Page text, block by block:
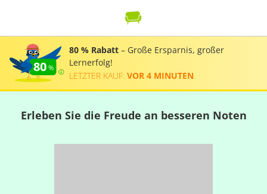
80
80 % Rabatt – Große Ersparnis, großer
Lernerfolg!
LETZTER KAUF: VOR 4 MINUTEN
Erleben Sie die Freude an besseren Noten